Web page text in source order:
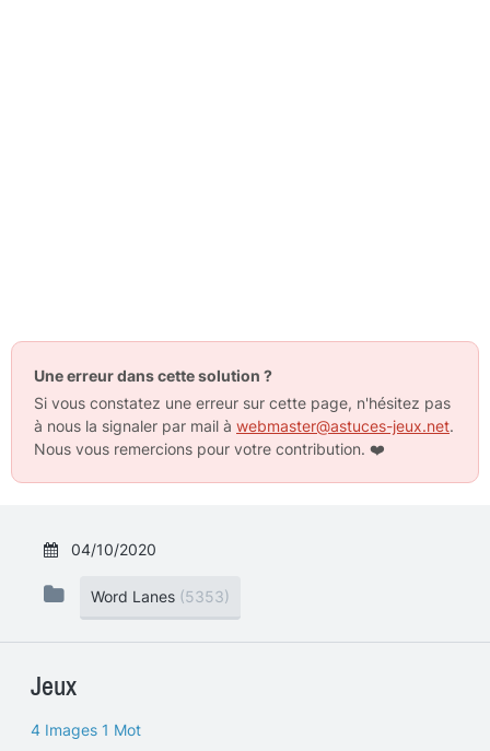
Une erreur dans cette solution ?
Si vous constatez une erreur sur cette page, n'hésitez pas
à nous la signaler par mail à webmaster@astuces-jeux.net.
Nous vous remercions pour votre contribution. ❤️
04/10/2020
Word Lanes (5353)
Jeux
4 Images 1 Mot